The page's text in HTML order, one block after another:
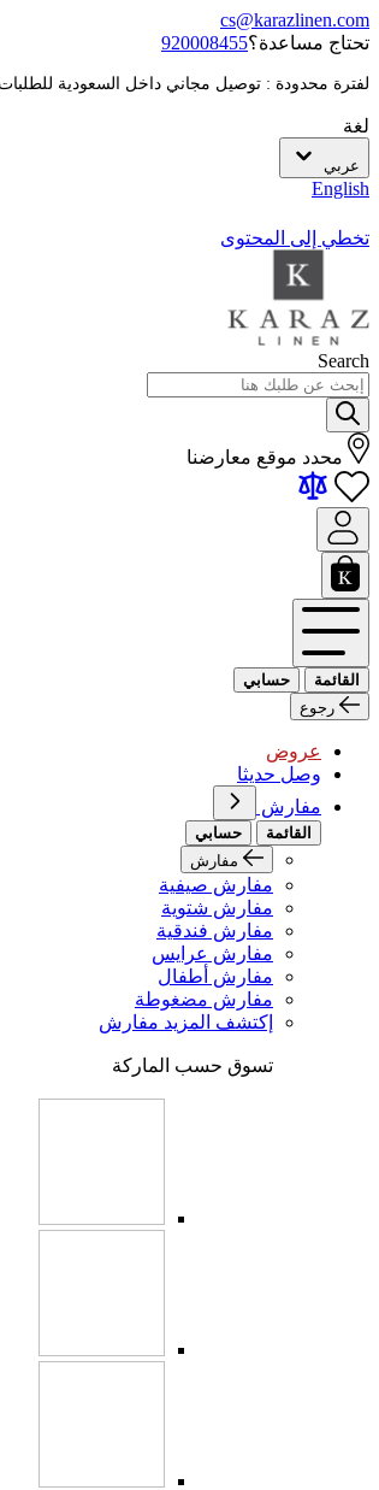
cs@karazlinen.com
تحتاج مساعدة؟920008455
لفترة محدودة : توصيل مجاني داخل السعودية للطلبات فوق
لغة
عربي
English
تخطي إلى المحتوى
Search
محدد موقع معارضنا
القائمة
حسابي
رجوع
عروض
وصل حديثا
مفارش
القائمة
حسابي
مفارش
مفارش صيفية
مفارش شتوية
مفارش فندقية
مفارش عرايس
مفارش أطفال
مفارش مضغوطة
إكتشف المزيد مفارش
تسوق حسب الماركة